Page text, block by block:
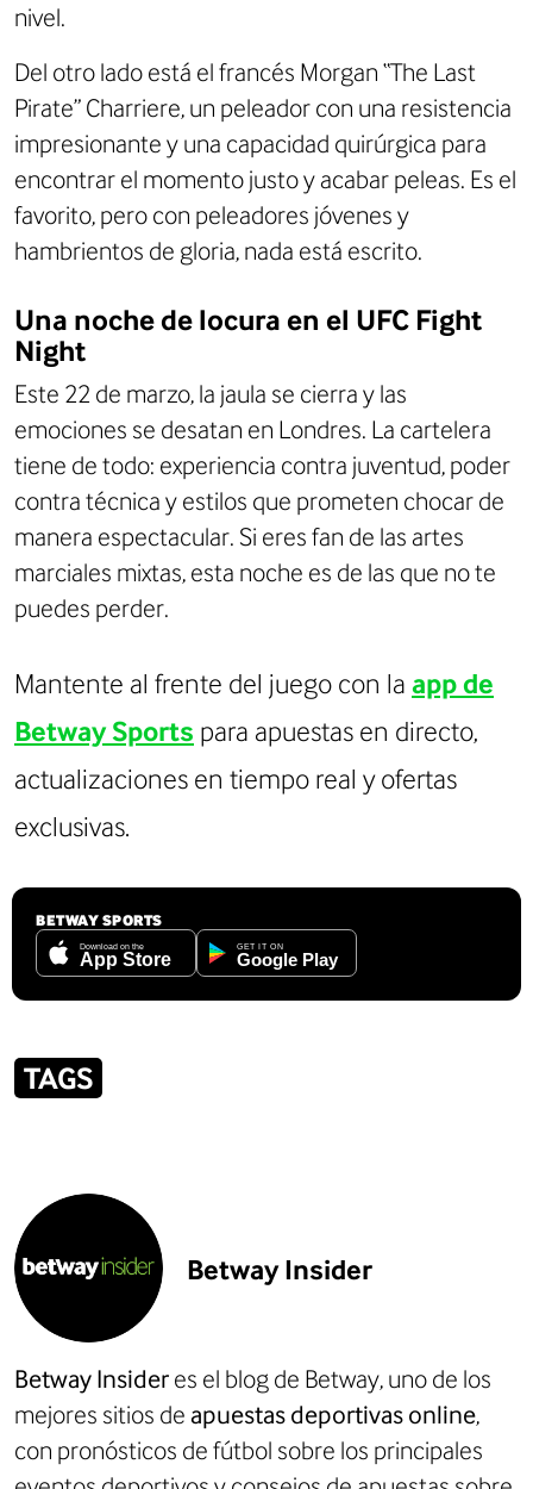
nivel.
Del otro lado está el francés Morgan “The Last
Pirate” Charriere, un peleador con una resistencia
impresionante y una capacidad quirúrgica para
encontrar el momento justo y acabar peleas. Es el
favorito, pero con peleadores jóvenes y
hambrientos de gloria, nada está escrito.
Una noche de locura en el UFC Fight
Night
Este 22 de marzo, la jaula se cierra y las
emociones se desatan en Londres. La cartelera
tiene de todo: experiencia contra juventud, poder
contra técnica y estilos que prometen chocar de
manera espectacular. Si eres fan de las artes
marciales mixtas, esta noche es de las que no te
puedes perder.
Mantente al frente del juego con la app de
Betway Sports para apuestas en directo,
actualizaciones en tiempo real y ofertas
exclusivas.
BETWAY SPORTS
TAGS
Betway Insider
Betway Insideres el blog de Betway, uno de los
mejores sitios deapuestas deportivas online,
con pronósticos de fútbol sobre los principales